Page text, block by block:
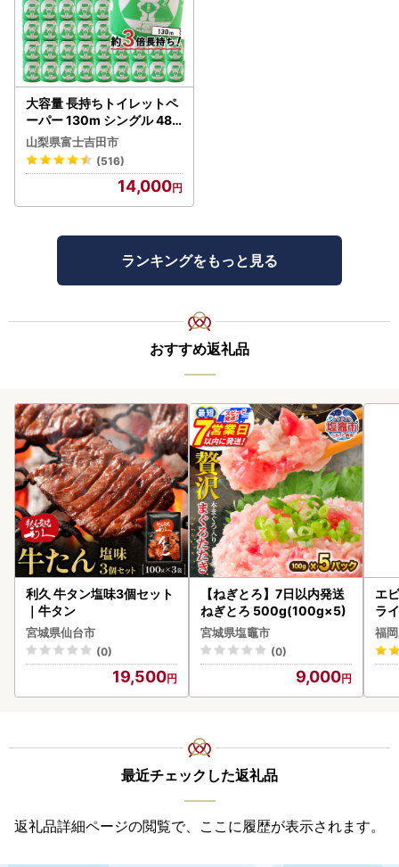
大容量 長持ちトイレットペ
ーパー 130m シングル 48R
芯なし 3倍巻 トイレット
山梨県富士吉田市
(516)
14,000
ランキングをもっと見る
おすすめ返礼品
利久 牛タン塩味3個セット
｜牛タン
宮城県仙台市
(0)
19,500
【ねぎとろ】7日以内発送
ねぎとろ 500g(100g×5)
宮城県塩竈市
(0)
9,000
エ
ライ
福
最近チェックした返礼品
返礼品詳細ページの閲覧で、ここに履歴が表示されます。